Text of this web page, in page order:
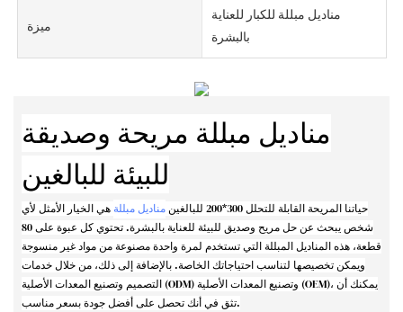
ميزة
مناديل مبللة للكبار للعناية
بالبشرة
مناديل مبللة مريحة وصديقة
للبيئة للبالغين
حياتنا المريحة القابلة للتحلل 300*200 للبالغين مناديل مبللة هي الخيار الأمثل لأي
شخص يبحث عن حل مريح وصديق للبيئة للعناية بالبشرة. تحتوي كل عبوة على 80
قطعة، هذه المناديل المبللة التي تستخدم لمرة واحدة مصنوعة من مواد غير منسوجة
ويمكن تخصيصها لتناسب احتياجاتك الخاصة. بالإضافة إلى ذلك، من خلال خدمات
التصميم وتصنيع المعدات الأصلية (ODM) وتصنيع المعدات الأصلية (OEM)، يمكنك أن
تثق في أنك تحصل على أفضل جودة بسعر مناسب.